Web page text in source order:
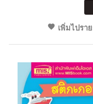
เพิ่มไปรา